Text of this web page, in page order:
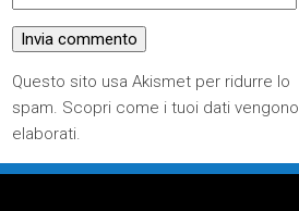
Questo sito usa Akismet per ridurre lo
spam. Scopri come i tuoi dati vengono
elaborati.